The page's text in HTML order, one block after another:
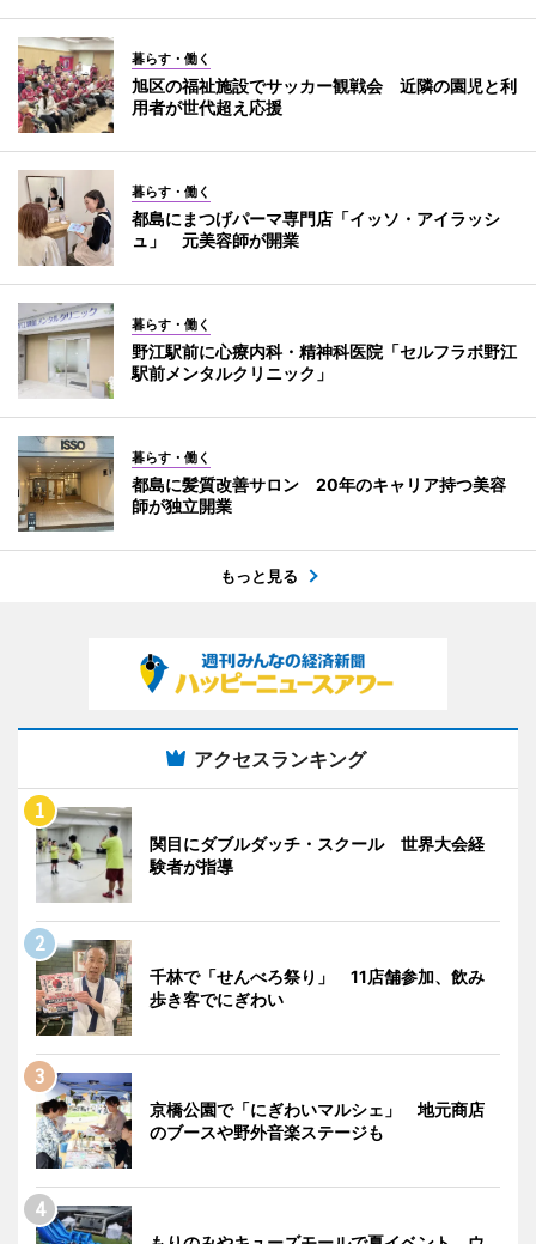
暮らす・働く
旭区の福祉施設でサッカー観戦会 近隣の園児と利
用者が世代超え応援
暮らす・働く
都島にまつげパーマ専門店「イッソ・アイラッシ
ュ」 元美容師が開業
暮らす・働く
野江駅前に心療内科・精神科医院「セルフラボ野江
駅前メンタルクリニック」
暮らす・働く
都島に髪質改善サロン 20年のキャリア持つ美容
師が独立開業
もっと見る
アクセスランキング
関目にダブルダッチ・スクール 世界大会経
験者が指導
千林で「せんべろ祭り」 11店舗参加、飲み
歩き客でにぎわい
京橋公園で「にぎわいマルシェ」 地元商店
のブースや野外音楽ステージも